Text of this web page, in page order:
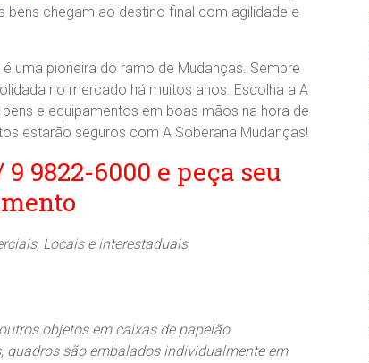
chegam ao destino final com agilidade e
uma pioneira do ramo de Mudanças. Sempre
no mercado há muitos anos. Escolha a A
e equipamentos em boas mãos na hora de
estarão seguros com A Soberana Mudanças!
9822-6000 e peça seu
Locais e interestaduais
objetos em caixas de papelão.
quadros são embalados individualmente em